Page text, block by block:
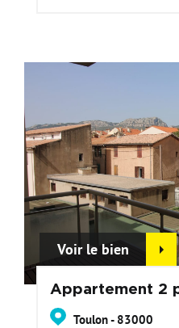
Voir le bien
Appartement 2
Toulon - 83000